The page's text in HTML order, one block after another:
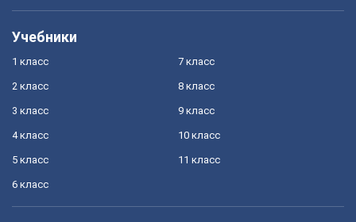
Учебники
1 класс
2 класс
3 класс
4 класс
5 класс
6 класс
7 класс
8 класс
9 класс
10 класс
11 класс